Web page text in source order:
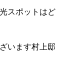
スポットはど
ます村上邸